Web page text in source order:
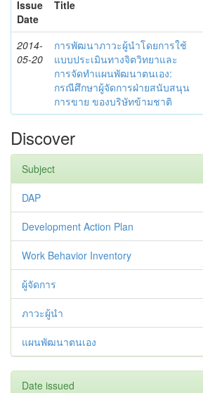
Issue
Date
Title
2014-
05-20
การพัฒนาภาวะผู้นำโดยการใช้
แบบประเมินทางจิตวิทยาและ
การจัดทำแผนพัฒนาตนเอง:
กรณีศึกษาผู้จัดการฝ่ายสนับสนุน
การขาย ของบริษัทข้ามชาติ
Discover
Subject
DAP
Development Action Plan
Work Behavior Inventory
ผู้จัดการ
ภาวะผู้นำ
แผนพัฒนาตนเอง
Date issued